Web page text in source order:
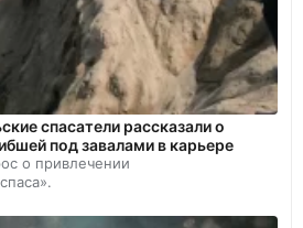
спасатели рассказали о
под завалами в карьере
о привлечении